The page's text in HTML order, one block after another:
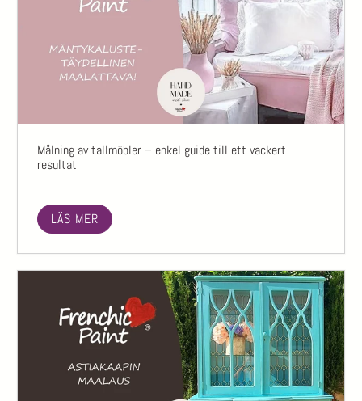
Målning av tallmöbler – enkel guide till ett vackert
resultat
LÄS MER